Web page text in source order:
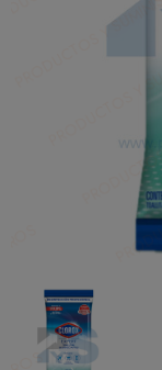
MI CUENTA